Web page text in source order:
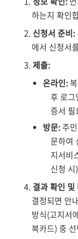
하는지 확인
신청서 준비:
에서 신청서
제출:
온라인:
후 로
증서 필
방문:주
문하여
지서비
신청 시
결과 확인
결정되면 안
방식(고지서
복카드) 중